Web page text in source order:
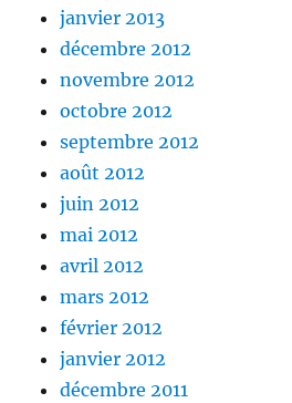
janvier 2013
décembre 2012
novembre 2012
octobre 2012
septembre 2012
août 2012
juin 2012
mai 2012
avril 2012
mars 2012
février 2012
janvier 2012
décembre 2011